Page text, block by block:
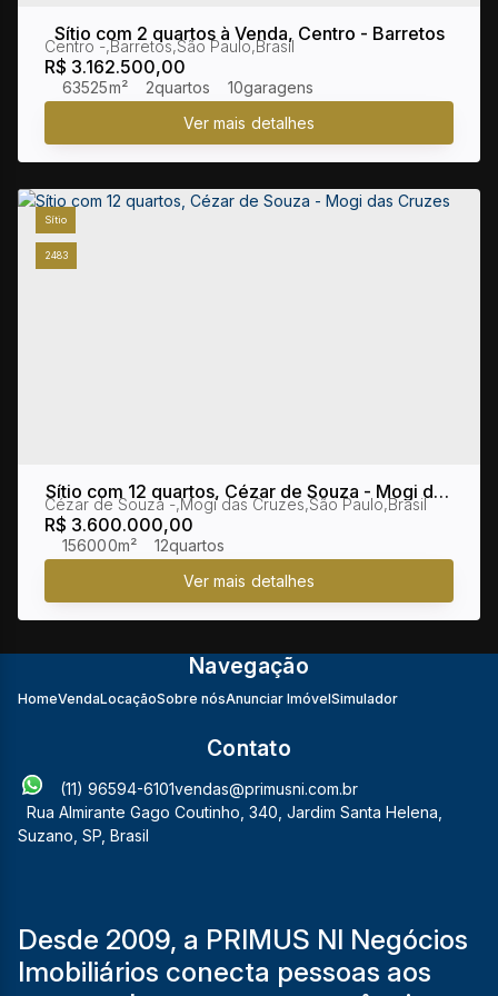
Sítio com 2 quartos à Venda, Centro - Barretos
R$ 3.162.500,00
Centro ,Barretos,São Paulo,Brasil
2
63525m² 10
2483
Sítio
Sítio com 12 quartos, Cézar de Souza - Mogi das
Cruzes
R$ 3.600.000,00
Cézar de Souza ,Mogi das Cruzes,São Paulo,Brasil
12
156000m²
Navegação
HomeVendaLocaçãoSobre nósAnunciar ImóvelSimulador
Contato
(11) 96594-6101vendas@primusni.com.br
Rua Almirante Gago Coutinho 340 Jardim Santa Helena
Suzano SP Brasil
Desde 2009, a PRIMUS NI Negócios
Imobiliários conecta pessoas aos